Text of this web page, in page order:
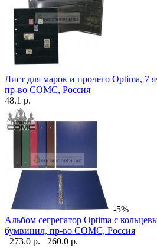
Лист для марок и прочего Optima, 7
пр-во СОМС, Россия
48.1 р.
-5%
Альбом сегрегатор Optima с
бумвинил, пр-во СОМС, Россия
273.0 р.
260.0 р.